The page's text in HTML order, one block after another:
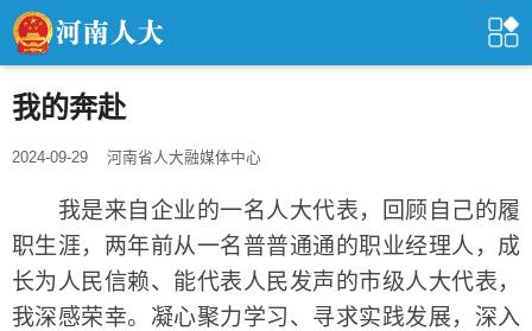
我的奔赴
2024-09-29 河南省人大融媒体中心
我是来自企业的一名人大代表，回顾自己的履
职生涯，两年前从一名普普通通的职业经理人，成
长为人民信赖、能代表人民发声的市级人大代表，
我深感荣幸。凝心聚力学习、寻求实践发展，深入